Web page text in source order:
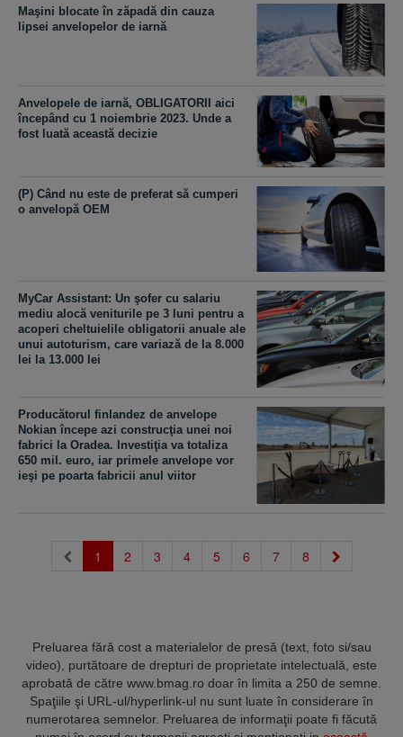
Maşini blocate în zăpadă din cauza
lipsei anvelopelor de iarnă
Anvelopele de iarnă, OBLIGATORII aici
începând cu 1 noiembrie 2023. Unde a
fost luată această decizie
(P) Când nu este de preferat să cumperi
o anvelopă OEM
MyCar Assistant: Un şofer cu salariu
mediu alocă veniturile pe 3 luni pentru a
acoperi cheltuielile obligatorii anuale ale
unui autoturism, care variază de la 8.000
lei la 13.000 lei
Producătorul finlandez de anvelope
Nokian începe azi construcţia unei noi
fabrici la Oradea. Investiţia va totaliza
650 mil. euro, iar primele anvelope vor
ieşi pe poarta fabricii anul viitor
1 (current)
2 3 4 5 6 7 8
Preluarea fără cost a materialelor de presă (text, foto si/sau
video), purtătoare de drepturi de proprietate intelectuală, este
aprobată de către www.bmag.ro doar în limita a 250 de semne.
Spaţiile şi URL-ul/hyperlink-ul nu sunt luate în considerare în
numerotarea semnelor. Preluarea de informaţii poate fi făcută